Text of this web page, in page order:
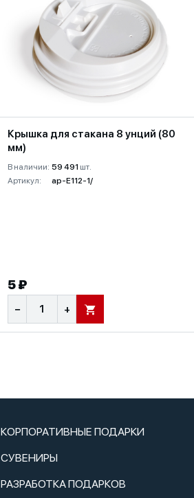
Крышка для стакана 8 унций (80
мм)
В наличии: 59 491 шт.
Артикул:
ap-E112-1/
5 ₽
− + В КОРЗИНУ
КОРПОРАТИВНЫЕ ПОДАРКИ
СУВЕНИРЫ
РАЗРАБОТКА ПОДАРКОВ